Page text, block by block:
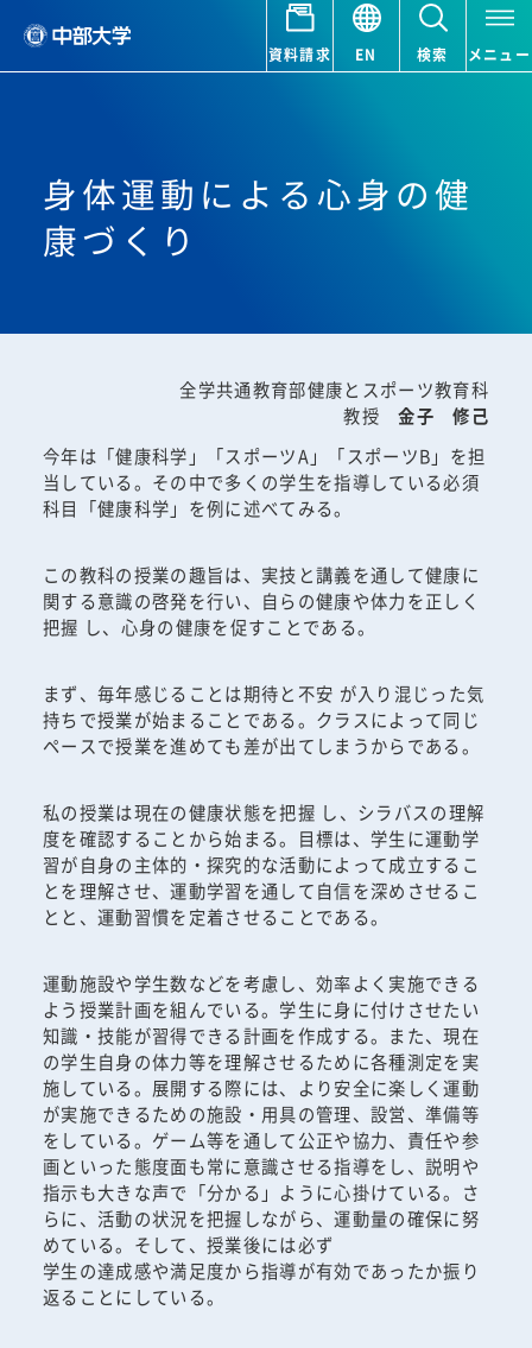
資料請求 EN 検索 メニュー
身体運動による心身の健
康づくり
全学共通教育部健康とスポーツ教育科
教授金子 修己
今年は「健康科学」「スポーツA」「スポーツB」を担
当している。その中で多くの学生を指導している必須
科目「健康科学」を例に述べてみる。
この教科の授業の趣旨は、実技と講義を通して健康に
関する意識の啓発を行い、自らの健康や体力を正しく
把握 し、心身の健康を促すことである。
まず、毎年感じることは期待と不安 が入り混じった気
持ちで授業が始まることである。クラスによって同じ
ペースで授業を進めても差が出てしまうからである。
私の授業は現在の健康状態を把握 し、シラバスの理解
度を確認することから始まる。目標は、学生に運動学
習が自身の主体的・探究的な活動によって成立するこ
とを理解させ、運動学習を通して自信を深めさせるこ
とと、運動習慣を定着させることである。
運動施設や学生数などを考慮し、効率よく実施できる
よう授業計画を組んでいる。学生に身に付けさせたい
知識・技能が習得できる計画を作成する。また、現在
の学生自身の体力等を理解させるために各種測定を実
施している。展開する際には、より安全に楽しく運動
が実施できるための施設・用具の管理、設営、準備等
をしている。ゲーム等を通して公正や協力、責任や参
画といった態度面も常に意識させる指導をし、説明や
指示も大きな声で「分かる」ように心掛けている。さ
らに、活動の状況を把握しながら、運動量の確保に努
めている。そして、授業後には必ず
学生の達成感や満足度から指導が有効であったか振り
返ることにしている。